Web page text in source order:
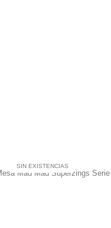
SIN EXISTENCIAS
Mau Mau Superzings